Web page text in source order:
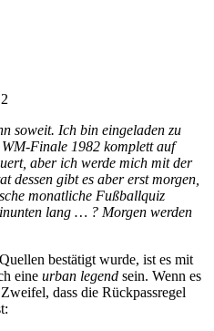
soweit. Ich bin eingeladen zu
Finale 1982 komplett auf
aber ich werde mich mit der
dessen gibt es aber erst morgen,
monatliche Fußballquiz
lang … ? Morgen werden
bestätigt wurde, ist es mit
eine urban legend sein. Wenn es
dass die Rückpassregel